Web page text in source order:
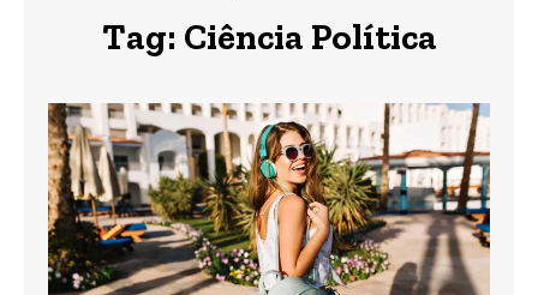
Tag: Ciência Política